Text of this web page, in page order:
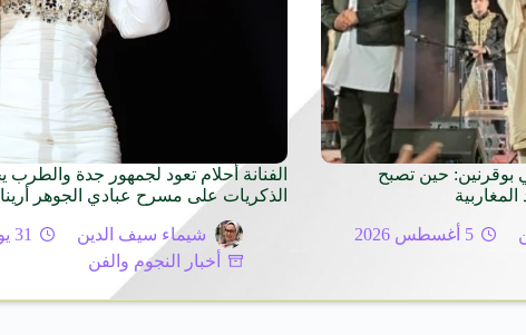
بوقرنين: حين تصبح
5 أغسطس 2026
الذكريات على مسرح عبادي الجوهر أرينا
شيماء سيف الدين
31 يوليو 2026
أخبار النجوم والفن